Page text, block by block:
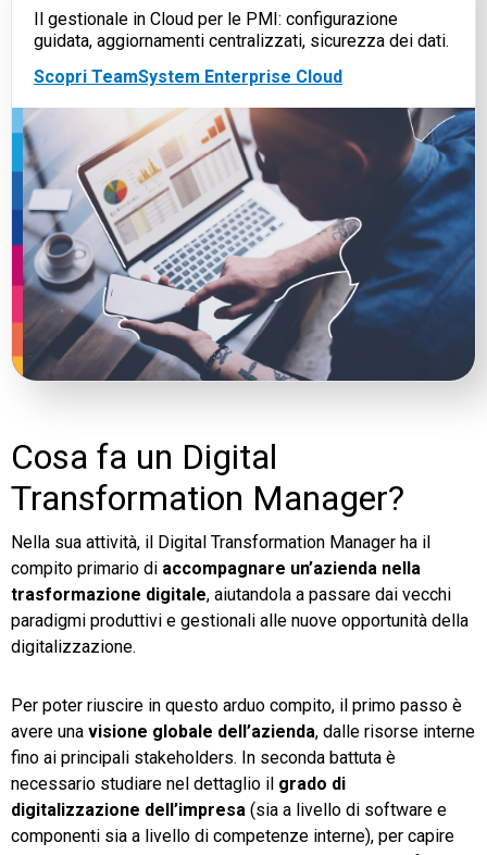
Il gestionale in Cloud per le PMI: configurazione
guidata, aggiornamenti centralizzati, sicurezza dei dati.
Scopri TeamSystem Enterprise Cloud
Cosa fa un Digital
Transformation Manager?
Nella sua attività, il Digital Transformation Manager ha il
compito primario di accompagnare un’azienda nella
trasformazione digitale, aiutandola a passare dai vecchi
paradigmi produttivi e gestionali alle nuove opportunità della
digitalizzazione.
Per poter riuscire in questo arduo compito, il primo passo è
avere una visione globale dell’azienda, dalle risorse interne
fino ai principali stakeholders. In seconda battuta è
necessario studiare nel dettaglio il grado di
digitalizzazione dell’impresa (sia a livello di software e
componenti sia a livello di competenze interne), per capire